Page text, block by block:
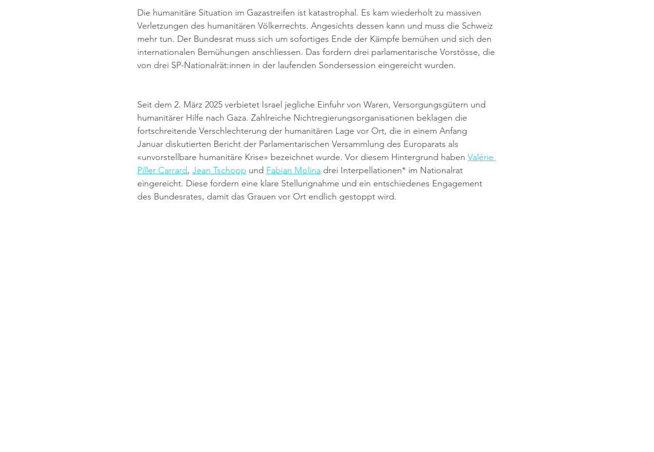
Die humanitäre Situation im Gazastreifen ist katastrophal. Es kam wiederholt zu massiven
Verletzungen des humanitären Völkerrechts. Angesichts dessen kann und muss die Schweiz
mehr tun. Der ⁠Bundesrat muss sich um sofortiges Ende der Kämpfe bemühen und sich den
internationalen Bemühungen anschliessen. Das fordern drei parlamentarische Vorstösse, die
von drei SP-Nationalrät:innen in der laufenden Sondersession eingereicht wurden.
Seit dem 2. März 2025 verbietet Israel jegliche Einfuhr von Waren, Versorgungsgütern und
humanitärer Hilfe nach Gaza. Zahlreiche Nichtregierungsorganisationen beklagen die
fortschreitende Verschlechterung der humanitären Lage vor Ort, die in einem Anfang
Januar diskutierten Bericht der Parlamentarischen Versammlung des Europarats als
«unvorstellbare humanitäre Krise» bezeichnet wurde. Vor diesem Hintergrund haben Valérie
Piller Carrard, Jean Tschopp und Fabian Molina drei Interpellationen* im Nationalrat
eingereicht. Diese fordern eine klare Stellungnahme und ein entschiedenes Engagement
des Bundesrates, damit das Grauen vor Ort endlich gestoppt wird.